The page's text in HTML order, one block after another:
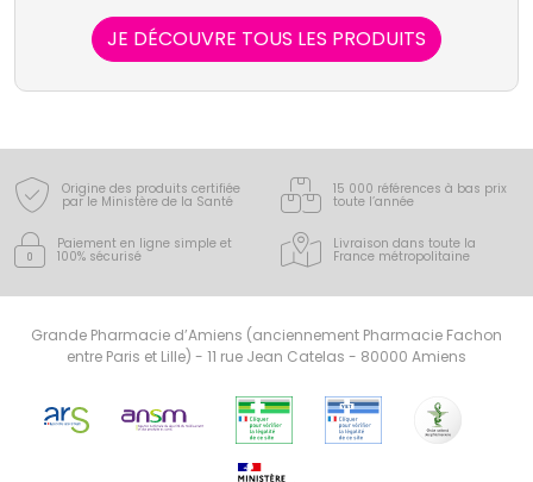
des formules des compléments alimentaires est
le fruit de recherches poussées et a pour
particularité d'associer une multitude d'ingrédients
actifs et reconnus pour leurs effets.
JE DÉCOUVRE TOUS LES PRODUITS
Origine des produits certifiée
par le Ministère de la Santé
15 000 références à bas prix
toute l’année
Paiement en ligne simple et
100% sécurisé
Livraison dans toute la
France métropolitaine
Grande Pharmacie d’Amiens (anciennement Pharmacie Fachon
entre Paris et Lille) - 11 rue Jean Catelas - 80000 Amiens